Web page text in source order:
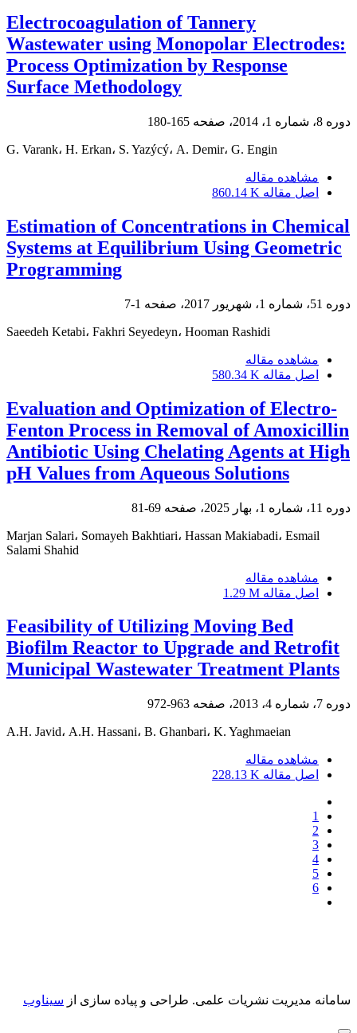
Electrocoagulation of Tannery
Wastewater using Monopolar Electrodes:
Process Optimization by Response
Surface Methodology
دوره 8، شماره 1، 2014، صفحه 165-180
G. Varank، H. Erkan، S. Yazýcý، A. Demir، G. Engin
مشاهده مقاله
اصل مقاله 860.14 K
Estimation of Concentrations in Chemical
Systems at Equilibrium Using Geometric
Programming
دوره 51، شماره 1، شهریور 2017، صفحه 1-7
Saeedeh Ketabi، Fakhri Seyedeyn، Hooman Rashidi
مشاهده مقاله
اصل مقاله 580.34 K
Evaluation and Optimization of Electro-
Fenton Process in Removal of Amoxicillin
Antibiotic Using Chelating Agents at High
pH Values from Aqueous Solutions
دوره 11، شماره 1، بهار 2025، صفحه 69-81
Marjan Salari، Somayeh Bakhtiari، Hassan Makiabadi، Esmail
Salami Shahid
مشاهده مقاله
اصل مقاله 1.29 M
Feasibility of Utilizing Moving Bed
Biofilm Reactor to Upgrade and Retrofit
Municipal Wastewater Treatment Plants
دوره 7، شماره 4، 2013، صفحه 963-972
A.H. Javid، A.H. Hassani، B. Ghanbari، K. Yaghmaeian
مشاهده مقاله
اصل مقاله 228.13 K
1
2
3
4
5
6
سامانه مدیریت نشریات علمی. طراحی و پیاده سازی از سیناوب